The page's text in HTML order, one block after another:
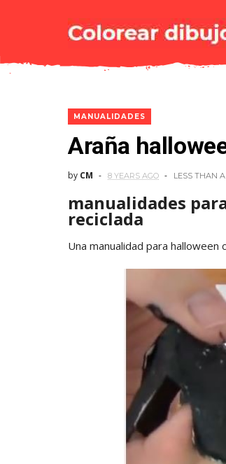
MANUALIDADES
Araña
by CM 8 YEARS AGO LESS THAN
manualidades
reciclada
Una manualidad para halloween